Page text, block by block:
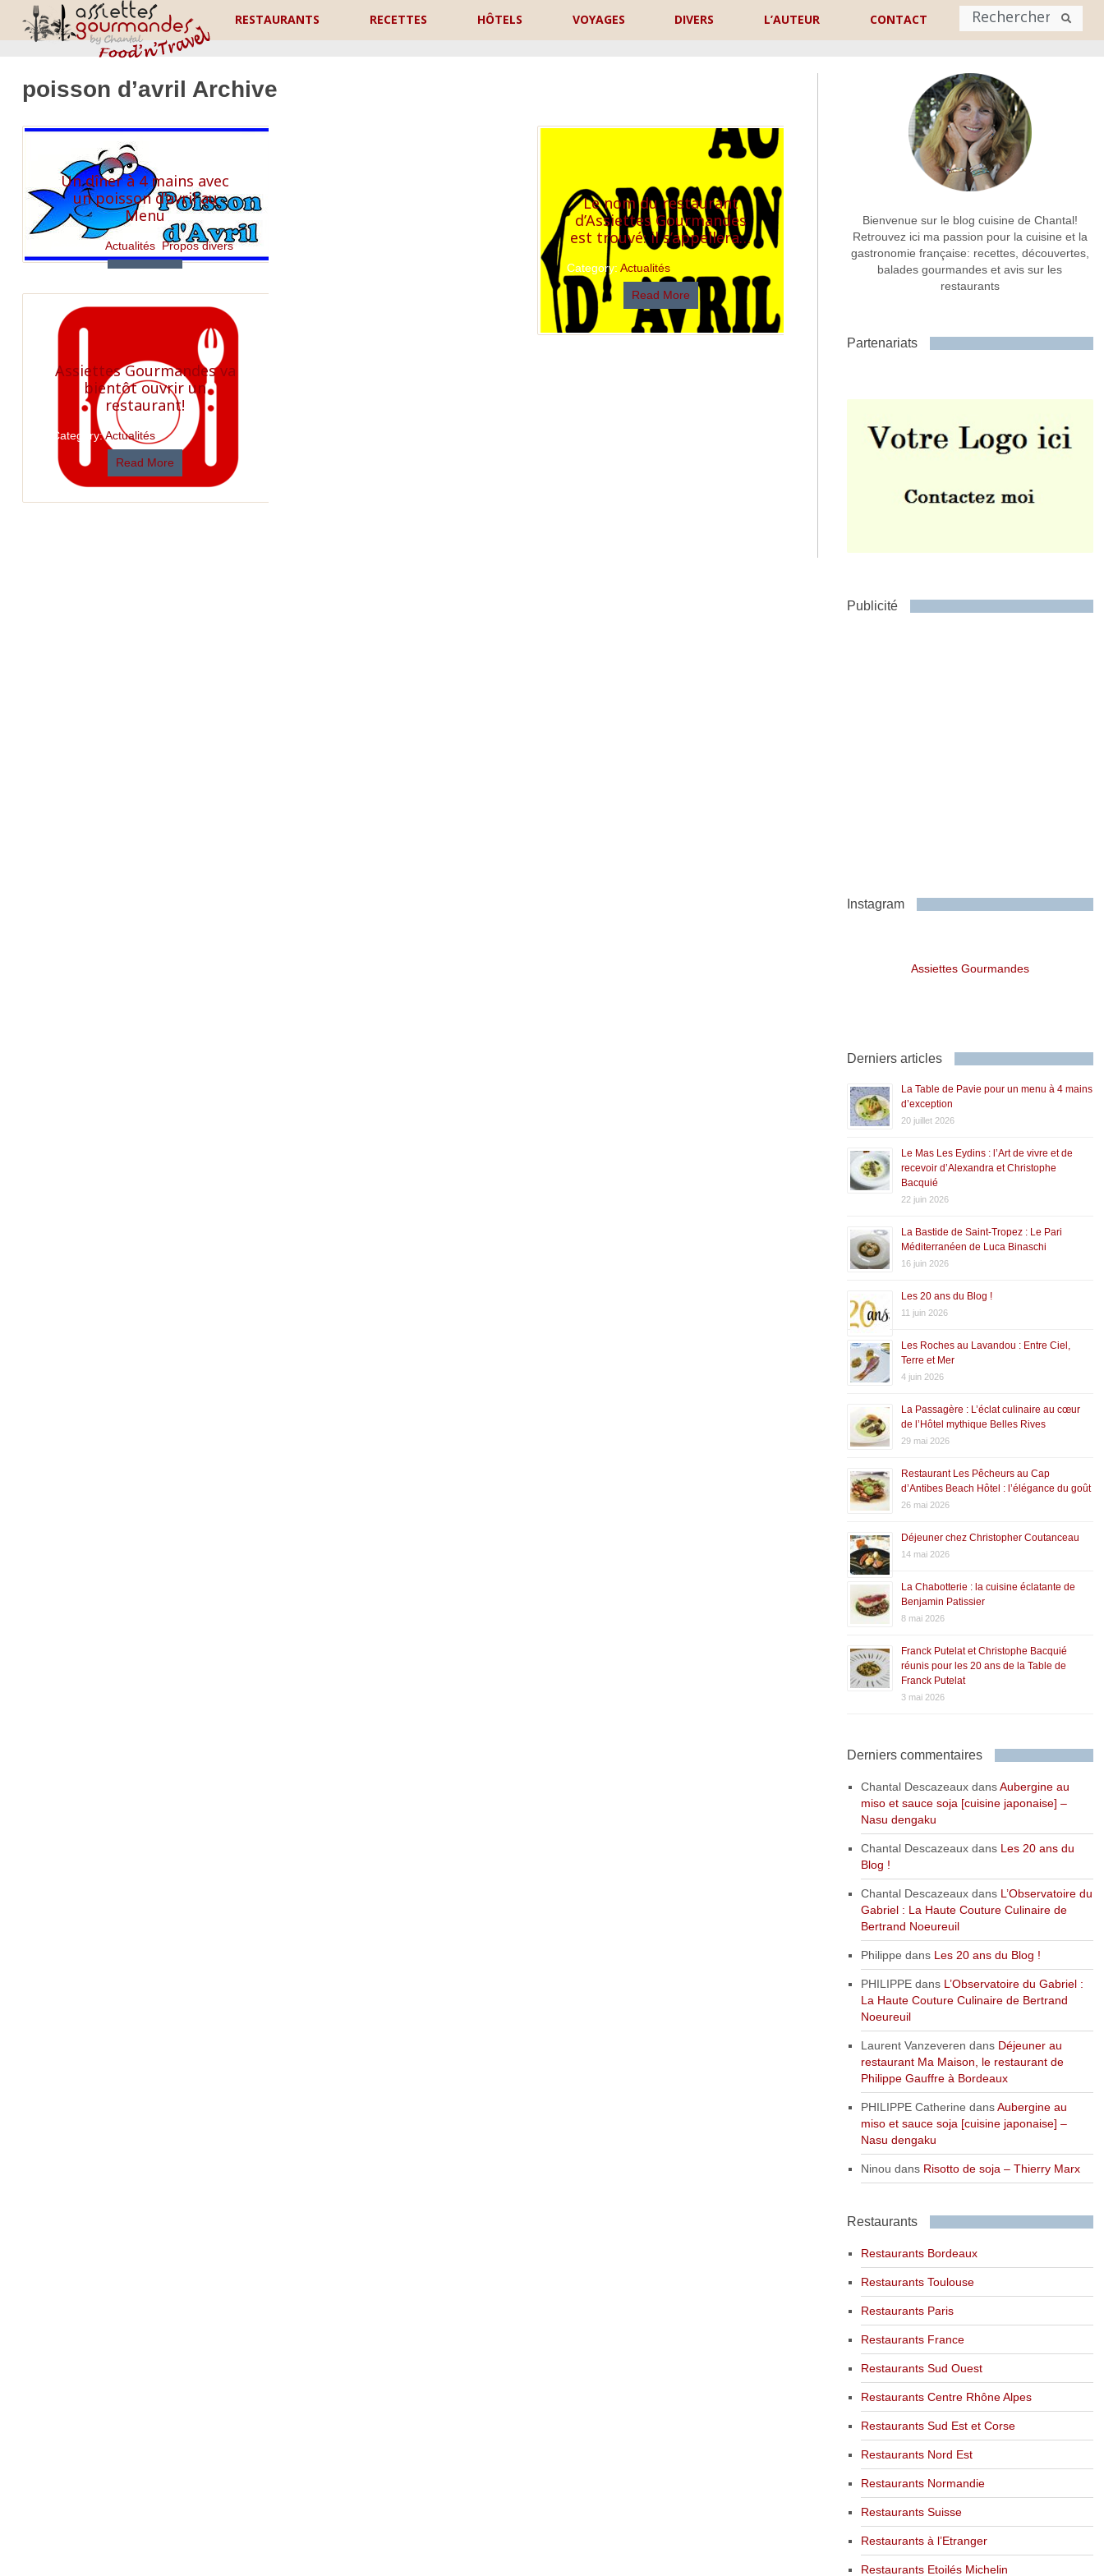
RESTAURANTS RECETTES HÔTELS VOYAGES DIVERS L’AUTEUR CONTACT
Prénom Nom
Adresse de contact
Commentaire ou message *
poisson d’avril Archive
Un dîner à 4 mains avec
un poisson d’avril au
Menu
Actualités, Propos divers
Read More
Le nom du restaurant
d’Assiettes Gourmandes
est trouvé: il s’appellera…
Category:Actualités
Read More
Assiettes Gourmandes va
bientôt ouvrir un
restaurant!
Category:Actualités
Read More
Bienvenue sur le blog cuisine de Chantal!
Retrouvez ici ma passion pour la cuisine et la
gastronomie française: recettes, découvertes,
balades gourmandes et avis sur les
restaurants
Partenariats
Publicité
Instagram
Assiettes Gourmandes
Derniers articles
La Table de Pavie pour un menu à 4 mains
d’exception
20 juillet 2026
Le Mas Les Eydins : l’Art de vivre et de
recevoir d’Alexandra et Christophe
Bacquié
22 juin 2026
La Bastide de Saint-Tropez : Le Pari
Méditerranéen de Luca Binaschi
16 juin 2026
Les 20 ans du Blog !
11 juin 2026
Les Roches au Lavandou : Entre Ciel,
Terre et Mer
4 juin 2026
La Passagère : L’éclat culinaire au cœur
de l’Hôtel mythique Belles Rives
29 mai 2026
Restaurant Les Pêcheurs au Cap
d’Antibes Beach Hôtel : l’élégance du goût
26 mai 2026
Déjeuner chez Christopher Coutanceau
14 mai 2026
La Chabotterie : la cuisine éclatante de
Benjamin Patissier
8 mai 2026
Franck Putelat et Christophe Bacquié
réunis pour les 20 ans de la Table de
Franck Putelat
3 mai 2026
Derniers commentaires
Chantal DescazeauxdansAubergine au
miso et sauce soja [cuisine japonaise] –
Nasu dengaku
Chantal Descazeauxdans Les 20 ans du
Blog !
Chantal Descazeauxdans L’Observatoire du
Gabriel : La Haute Couture Culinaire de
Bertrand Noeureuil
Philippe dans Les 20 ans du Blog !
PHILIPPEdans L’Observatoire du Gabriel :
La Haute Couture Culinaire de Bertrand
Noeureuil
Laurent Vanzeveren dans Déjeuner au
restaurant Ma Maison, le restaurant de
Philippe Gauffre à Bordeaux
PHILIPPE Catherine dansAubergine au
miso et sauce soja [cuisine japonaise] –
Nasu dengaku
Ninou dans Risotto de soja – Thierry Marx
Restaurants
Restaurants Bordeaux
Restaurants Toulouse
Restaurants Paris
Restaurants France
Restaurants Sud Ouest
Restaurants Centre Rhône Alpes
Restaurants Sud Est et Corse
Restaurants Nord Est
Restaurants Normandie
Restaurants Suisse
Restaurants à l’Etranger
Restaurants Etoilés Michelin